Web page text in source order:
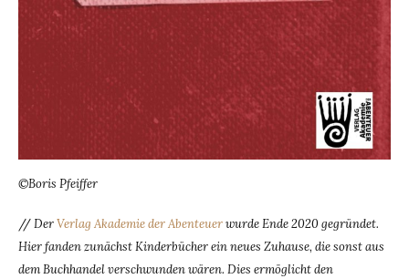
©Boris Pfeiffer
//DerVerlag Akademie der Abenteuerwurde Ende 2020 gegründet.
Hier fanden zunächst Kinderbücher ein neues Zuhause, die sonst aus
dem Buchhandel verschwunden wären. Dies ermöglicht den